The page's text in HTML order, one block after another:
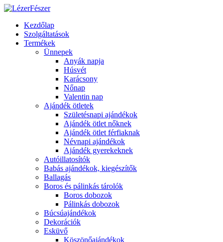
Kezdőlap
Szolgáltatások
Termékek
Ünnepek
Anyák napja
Húsvét
Karácsony
Nőnap
Valentin nap
Ajándék ötletek
Születésnapi ajándékok
Ajándék ötlet nőknek
Ajándék ötlet férfiaknak
Névnapi ajándékok
Ajándék gyerekeknek
Autóillatosítók
Babás ajándékok, kiegészítők
Ballagás
Boros és pálinkás tárolók
Boros dobozok
Pálinkás dobozok
Búcsúajándékok
Dekorációk
Esküvő
Köszönőajándékok